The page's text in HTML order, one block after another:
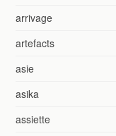
arrivage
artefacts
asie
asika
assiette